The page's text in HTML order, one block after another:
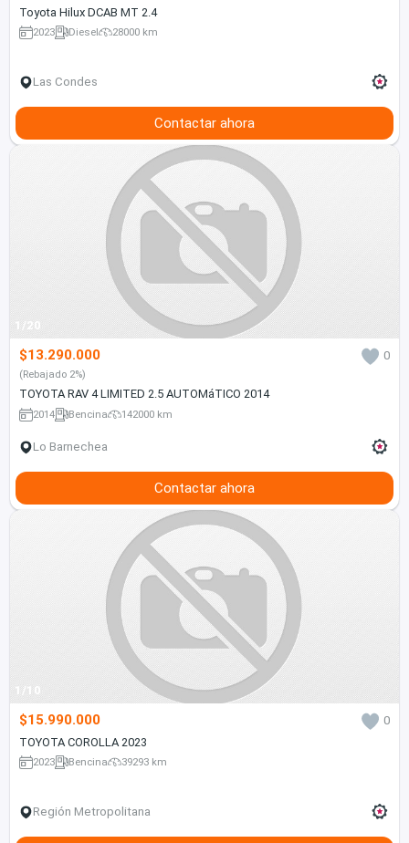
Toyota Hilux DCAB MT 2.4
2023 Diesel 28000 km
Las Condes
Contactar ahora
1/20
$13.290.000 0
(Rebajado 2%)
TOYOTA RAV 4 LIMITED 2.5 AUTOMáTICO 2014
2014 Bencina 142000 km
Lo Barnechea
Contactar ahora
1/10
$15.990.000
0
TOYOTA COROLLA 2023
2023 Bencina 39293 km
Región Metropolitana